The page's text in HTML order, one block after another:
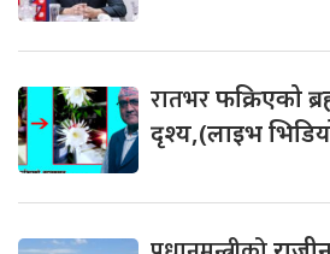
रातभरफक्रिएको
दृश्य,(लाइभ